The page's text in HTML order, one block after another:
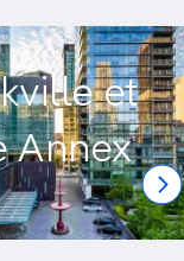
et
Annex